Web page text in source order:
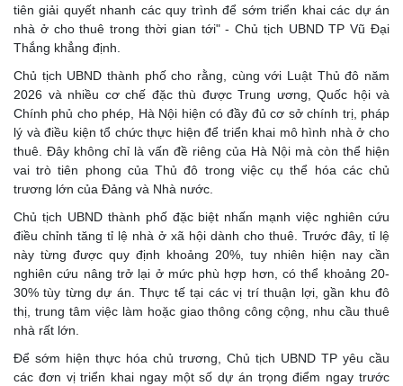
tiên giải quyết nhanh các quy trình để sớm triển khai các dự án
nhà ở cho thuê trong thời gian tới" - Chủ tịch UBND TP Vũ Đại
Thắng khẳng định.
Chủ tịch UBND thành phố cho rằng, cùng với Luật Thủ đô năm
2026 và nhiều cơ chế đặc thù được Trung ương, Quốc hội và
Chính phủ cho phép, Hà Nội hiện có đầy đủ cơ sở chính trị, pháp
lý và điều kiện tổ chức thực hiện để triển khai mô hình nhà ở cho
thuê. Đây không chỉ là vấn đề riêng của Hà Nội mà còn thể hiện
vai trò tiên phong của Thủ đô trong việc cụ thể hóa các chủ
trương lớn của Đảng và Nhà nước.
Chủ tịch UBND thành phố đặc biệt nhấn mạnh việc nghiên cứu
điều chỉnh tăng tỉ lệ nhà ở xã hội dành cho thuê. Trước đây, tỉ lệ
này từng được quy định khoảng 20%, tuy nhiên hiện nay cần
nghiên cứu nâng trở lại ở mức phù hợp hơn, có thể khoảng 20-
30% tùy từng dự án. Thực tế tại các vị trí thuận lợi, gần khu đô
thị, trung tâm việc làm hoặc giao thông công cộng, nhu cầu thuê
nhà rất lớn.
Để sớm hiện thực hóa chủ trương, Chủ tịch UBND TP yêu cầu
các đơn vị triển khai ngay một số dự án trọng điểm ngay trước